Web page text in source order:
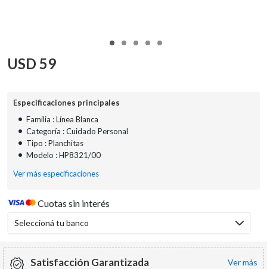
USD 59
Especificaciones principales
• Familia : Línea Blanca
• Categoría : Cuidado Personal
• Tipo : Planchitas
• Modelo : HP8321/00
Ver más especificaciones
Cuotas sin interés
Seleccioná tu banco
Satisfacción Garantizada
ver más